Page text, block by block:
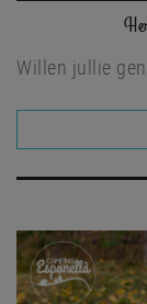
Willen jullie